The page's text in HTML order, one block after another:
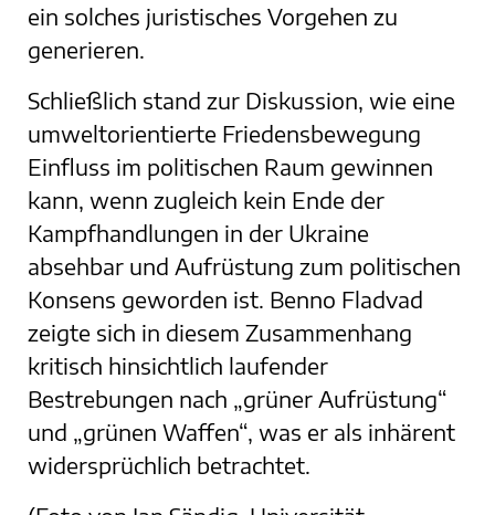
ein solches juristisches Vorgehen zu
generieren.
Schließlich stand zur Diskussion, wie eine
umweltorientierte Friedensbewegung
Einfluss im politischen Raum gewinnen
kann, wenn zugleich kein Ende der
Kampfhandlungen in der Ukraine
absehbar und Aufrüstung zum politischen
Konsens geworden ist. Benno Fladvad
zeigte sich in diesem Zusammenhang
kritisch hinsichtlich laufender
Bestrebungen nach „grüner Aufrüstung“
und „grünen Waffen“, was er als inhärent
widersprüchlich betrachtet.